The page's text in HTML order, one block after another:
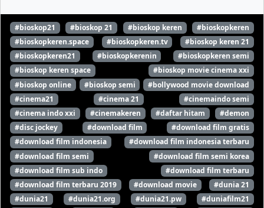
#bioskop21 #bioskop 21 #bioskop keren
#bioskopkeren
#bioskopkeren.space
#bioskopkeren.tv
#bioskop keren 21
#bioskopkeren21
#bioskopkerenin
#bioskopkeren semi
#bioskop keren space
#bioskop movie cinema xxi
#bioskop online
#bioskop semi
#bollywood movie download
#cinema21
#cinema 21
#cinemaindo semi
#cinema indo xxi
#cinemakeren #daftar hitam
#demon
#disc jockey
#download film
#download film gratis
#download film indonesia
#download film indonesia terbaru
#download film semi
#download film semi korea
#download film sub indo
#download film terbaru
#download film terbaru 2019
#download movie
#dunia 21
#dunia21
#dunia21.org #dunia21.pw
#duniafilm21